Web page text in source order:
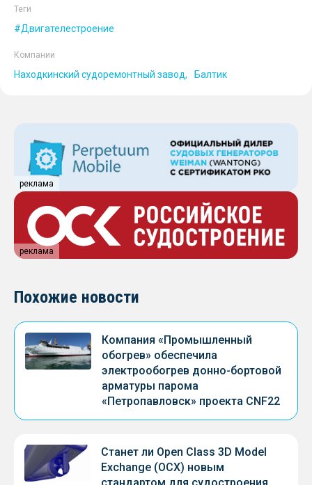
Теги
Двигателестроение
Компании
Находкинский судоремонтный завод Балтик
реклама
реклама
Похожие новости
Компания «Промышленный
обогрев» обеспечила
электрообогрев донно-бортовой
арматуры парома
«Петропавловск» проекта CNF22
Станет ли Open Class 3D Model
Exchange (OCX) новым
стандартом для судостроения